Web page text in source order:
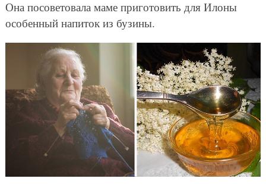
Она посоветовала маме приготовить для Илоны
особенный напиток из бузины.